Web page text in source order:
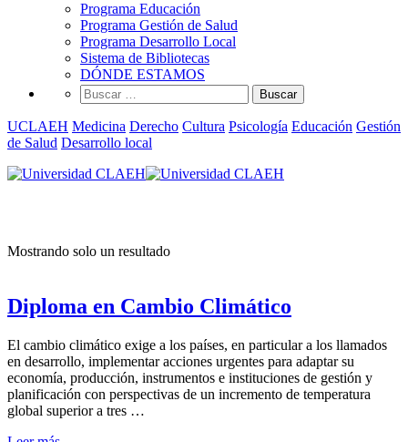
Programa Educación
Programa Gestión de Salud
Programa Desarrollo Local
Sistema de Bibliotecas
DÓNDE ESTAMOS
Buscar:
UCLAEH Medicina Derecho Cultura Psicología Educación Gestión
de Salud Desarrollo local
Mostrando solo un resultado
Diploma en Cambio Climático
El cambio climático exige a los países, en particular a los llamados
en desarrollo, implementar acciones urgentes para adaptar su
economía, producción, instrumentos e instituciones de gestión y
planificación con perspectivas de un incremento de temperatura
global superior a tres …